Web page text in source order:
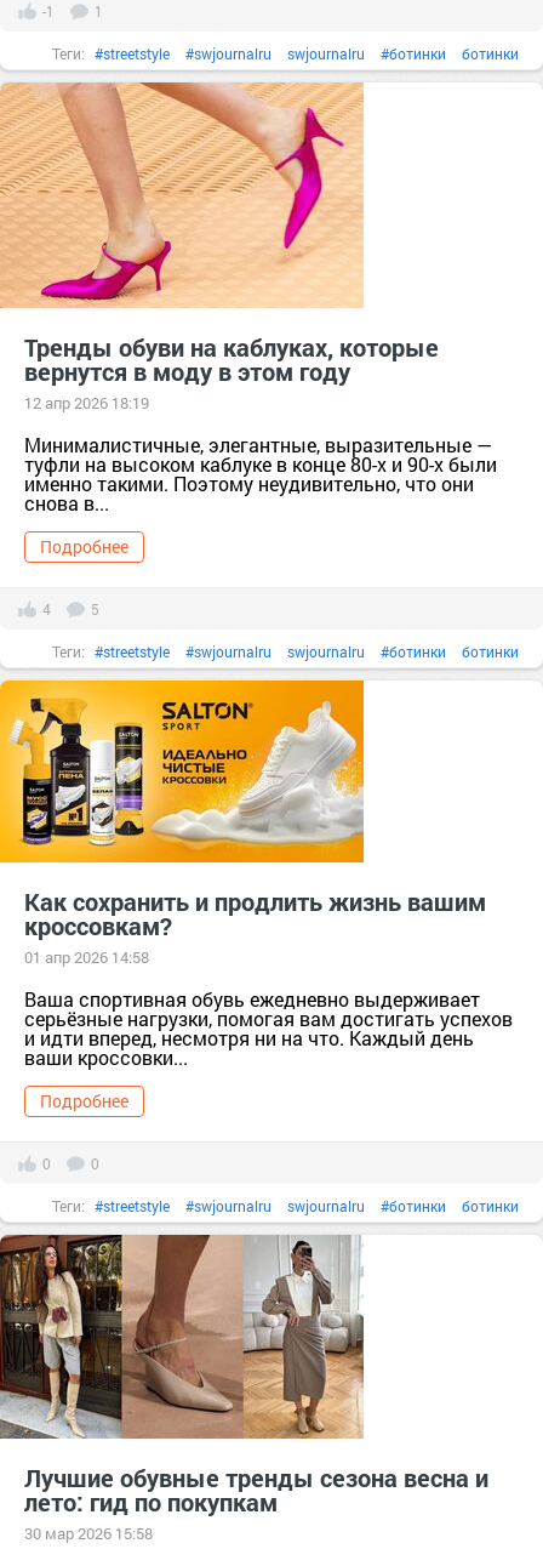
-1 1
Теги: #streetstyle #swjournalru swjournalru #ботинки ботинки
#вещи вещи #гардероб гардероб
#женскаяодежда #Кроссовки Кроссовки
#мокасины #обувь Обувь #одежда
#стиль стиль
ф/х. Усадьба КХ Сезон [1363307]
Тренды обуви на каблуках, которые
вернутся в моду в этом году
12 апр 2026 18:19
Минималистичные, элегантные, выразительные —
туфли на высоком каблуке в конце 80-х и 90-х были
именно такими. Поэтому неудивительно, что они
снова в...
Подробнее
4 5
Теги: #streetstyle #swjournalru swjournalru #ботинки ботинки
#женскаяодежда #Кроссовки Кроссовки
#мокасины #обувь Обувь #одежда одежда
#стиль стиль
ф/х. Усадьба КХ Сезон [1363307] #цвета
чтоносить
Как сохранить и продлить жизнь вашим
кроссовкам?
01 апр 2026 14:58
Ваша спортивная обувь ежедневно выдерживает
серьёзные нагрузки, помогая вам достигать успехов
и идти вперед, несмотря ни на что. Каждый день
ваши кроссовки...
Подробнее
0 0
Теги: #streetstyle #swjournalru swjournalru #ботинки ботинки
#вещи вещи #гардероб гардероб
#женскаяодежда #Кроссовки Кроссовки
#мокасины #обувь Обувь #одежда одежда
#стиль стиль
ф/х. Усадьба КХ Сезон [1363307] #цвета
Лучшие обувные тренды сезона весна и
лето: гид по покупкам
30 мар 2026 15:58